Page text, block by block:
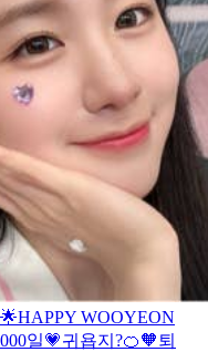
HAPPY WOOYEON
일💗귀욥지?🍊🧡퇴